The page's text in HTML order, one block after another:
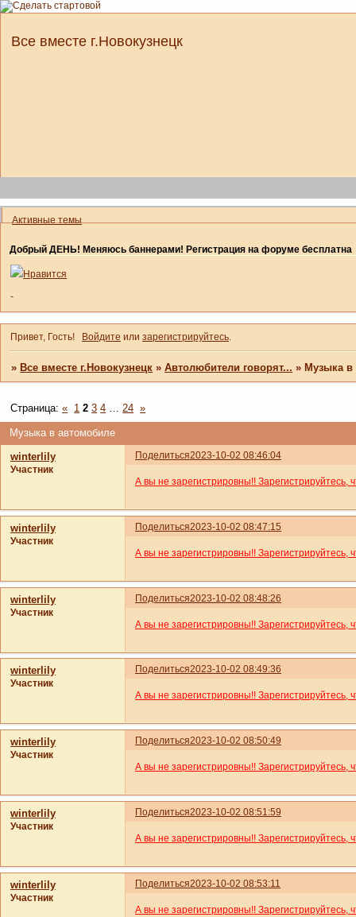
Все вместе г.Новокузнецк
Активные темы
Добрый ДЕНЬ! Меняюсь баннерами! Регистрация на форуме бесплатна
Нравится
-
Привет, Гость! Войдите или зарегистрируйтесь.
»Все вместе г.Новокузнецк »Автолюбители говорят... »Музыка в
Музыка в автомобиле
Страница:« 1 2 3 4 … 24 »
Поделиться2023-10-02 08:46:04
winterlily
Участник
А вы не зарегистрировны!! Зарегистрируйтесь,
Поделиться2023-10-02 08:47:15
winterlily
Участник
А вы не зарегистрировны!! Зарегистрируйтесь,
Поделиться2023-10-02 08:48:26
winterlily
Участник
А вы не зарегистрировны!! Зарегистрируйтесь,
Поделиться2023-10-02 08:49:36
winterlily
Участник
А вы не зарегистрировны!! Зарегистрируйтесь,
Поделиться2023-10-02 08:50:49
winterlily
Участник
А вы не зарегистрировны!! Зарегистрируйтесь,
Поделиться2023-10-02 08:51:59
winterlily
Участник
А вы не зарегистрировны!! Зарегистрируйтесь,
Поделиться2023-10-02 08:53:11
winterlily
Участник
А вы не зарегистрировны!! Зарегистрируйтесь,